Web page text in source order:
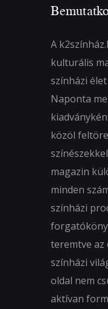
A
kulturális
színházi
Naponta
közöl
magazin
minden
színházi
teremtve az
színházi
oldal nem
aktívan